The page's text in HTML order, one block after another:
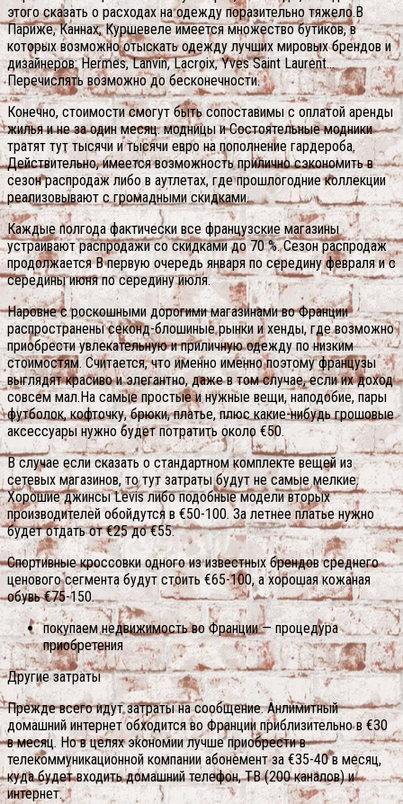
этого сказать о расходах на одежду поразительно тяжело.В
Париже, Каннах, Куршевеле имеется множество бутиков, в
которых возможно отыскать одежду лучших мировых брендов и
дизайнеров: Hermes, Lanvin, Lacroix, Yves Saint Laurent…
Перечислять возможно до бесконечности.
Конечно, стоимости смогут быть сопоставимы с оплатой аренды
жилья и не за один месяц. модницы и Состоятельные модники
тратят тут тысячи и тысячи евро на пополнение гардероба.
Действительно, имеется возможность прилично сэкономить в
сезон распродаж либо в аутлетах, где прошлогодние коллекции
реализовывают с громадными скидками.
Каждые полгода фактически все французские магазины
устраивают распродажи со скидками до 70 %. Сезон распродаж
продолжается В первую очередь января по середину февраля и с
середины июня по середину июля.
Наровне с роскошными дорогими магазинами во Франции
распространены секонд-блошиные рынки и хенды, где возможно
приобрести увлекательную и приличную одежду по низким
стоимостям. Считается, что именно именно поэтому французы
выглядят красиво и элегантно, даже в том случае, если их доход
совсем мал.На самые простые и нужные вещи, наподобие, пары
футболок, кофточку, брюки, платье, плюс какие-нибудь грошовые
аксессуары нужно будет потратить около €50.
В случае если сказать о стандартном комплекте вещей из
сетевых магазинов, то тут затраты будут не самые мелкие.
Хорошие джинсы Levis либо подобные модели вторых
производителей обойдутся в €50-100. За летнее платье нужно
будет отдать от €25 до €55.
Спортивные кроссовки одного из известных брендов среднего
ценового сегмента будут стоить €65-100, а хорошая кожаная
обувь €75-150.
покупаем недвижимость во Франции — процедура
приобретения
Другие затраты
Прежде всего идут затраты на сообщение. Анлимитный
домашний интернет обходится во Франции приблизительно в €30
в месяц. Но в целях экономии лучше приобрести в
телекоммуникационной компании абонемент за €35-40 в месяц,
куда будет входить домашний телефон, ТВ (200 каналов) и
интернет.